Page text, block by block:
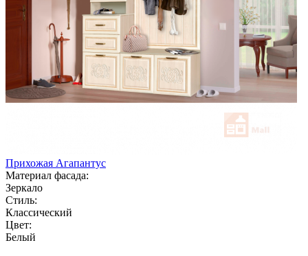
Прихожая Агапантус
Материал фасада:
Зеркало
Стиль:
Классический
Цвет:
Белый